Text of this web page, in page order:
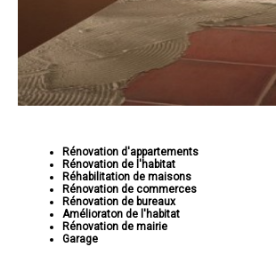
Rénovation d'appartements
Rénovation de l'habitat
Réhabilitation de maisons
Rénovation de commerces
Rénovation de bureaux
Amélioraton de l'habitat
Rénovation de mairie
Garage